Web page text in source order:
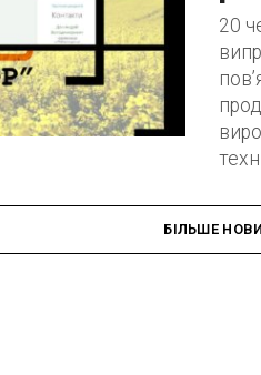
20
БІЛЬШЕ